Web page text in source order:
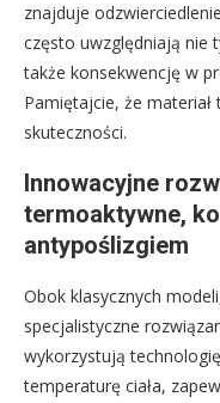
znajduje
często uwzględniają nie
także konsekwencję w
Pamiętajcie, że
skuteczności.
Innowacyjne
termoaktywne,
antypoślizgiem
Obok klasycznych
specjalistyczne
wykorzystują
temperaturę ciała,